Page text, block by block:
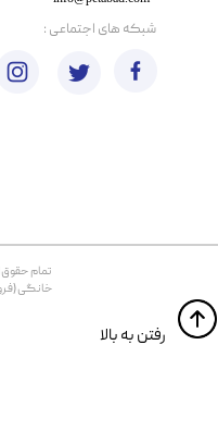
تمام حقوق
خانگی
​​رفتن به بالا
​شبکه های اجتماعی :